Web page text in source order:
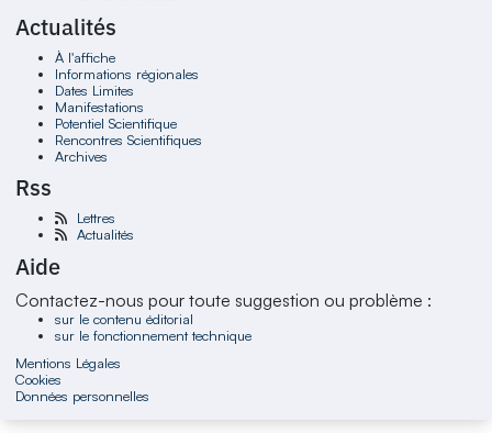
Actualités
À l'affiche
Informations régionales
Dates Limites
Manifestations
Potentiel Scientifique
Rencontres Scientifiques
Archives
Rss
Lettres
Actualités
Aide
Contactez-nous pour toute suggestion ou problème :
sur le contenu éditorial
sur le fonctionnement technique
Mentions Légales
Cookies
Données personnelles